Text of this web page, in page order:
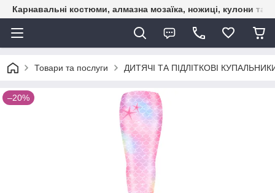
Карнавальні костюми, алмазна мозаїка, ножиці, кулони та
Товари та послуги ДИТЯЧІ ТА ПІДЛІТКОВІ
–20%